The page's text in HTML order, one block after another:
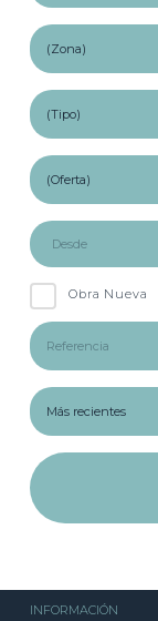
Obra Nueva
INFORMACIÓN